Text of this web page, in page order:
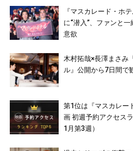
『マスカレード・ホ
に“潜入”、ファンと
意欲
木村拓哉×長澤まさみ
ル』公開から7日間で
第1位は『マスカレー
画 初週予約アクセス
1月第3週）